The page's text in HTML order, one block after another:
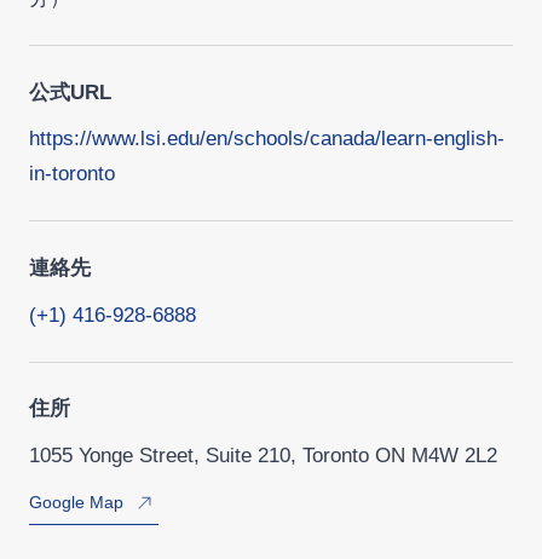
公式URL
https://www.lsi.edu/en/schools/canada/learn-english-
in-toronto
連絡先
(+1) 416-928-6888
住所
1055 Yonge Street, Suite 210, Toronto ON M4W 2L2
Google Map